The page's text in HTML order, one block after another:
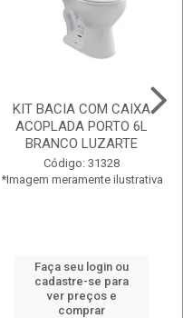
KIT BACIA COM CAIXA
ACOPLADA PORTO 6L
BRANCO LUZARTE
Código: 31328
*Imagem meramente ilustrativa
Faça seu login ou
cadastre-se para
ver preços e
comprar